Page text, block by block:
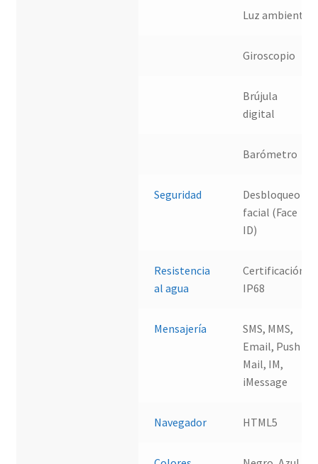
Luz ambiente
Giroscopio
Brújula
digital
Barómetro
Seguridad
Desbloqueo
facial (Face
ID)
Resistencia
al agua
Certificación
IP68
Mensajería
SMS, MMS,
Email, Push
Mail, IM,
iMessage
Navegador HTML5